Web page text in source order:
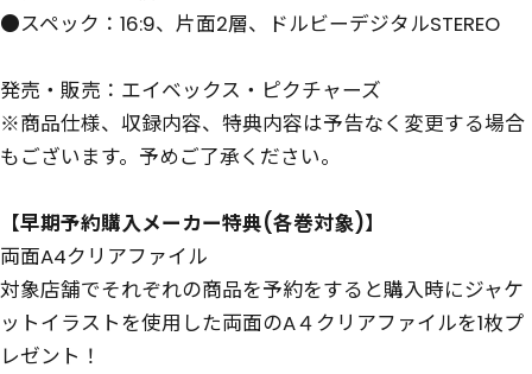
●スペック：16:9、片面2層、ドルビーデジタルSTEREO
発売・販売：エイベックス・ピクチャーズ
※商品仕様、収録内容、特典内容は予告なく変更する場合
もございます。予めご了承ください。
【早期予約購入メーカー特典(各巻対象)】
両面A4クリアファイル
対象店舗でそれぞれの商品を予約をすると購入時にジャケ
ットイラストを使用した両面のA４クリアファイルを1枚プ
レゼント！